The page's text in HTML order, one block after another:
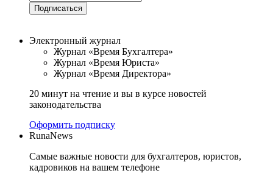
Подписаться
Электронный журнал
Журнал «Время Бухгалтера»
Журнал «Время Юриста»
Журнал «Время Директора»
20 минут на чтение и вы в курсе новостей
законодательства
Оформить подписку
RunaNews
Самые важные новости для бухгалтеров, юристов,
кадровиков на вашем телефоне